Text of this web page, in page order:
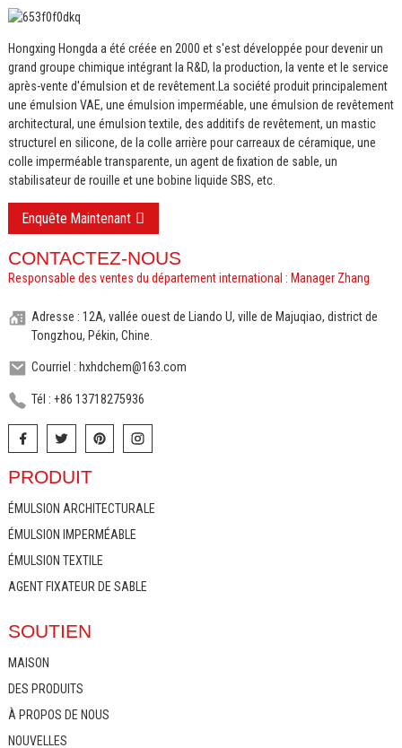
Hongxing Hongda a été créée en 2000 et s'est développée pour devenir un
grand groupe chimique intégrant la R&D, la production, la vente et le service
après-vente d'émulsion et de revêtement. La société produit principalement
une émulsion VAE, une émulsion imperméable, une émulsion de revêtement
architectural, une émulsion textile, des additifs de revêtement, un mastic
structurel en silicone, de la colle arrière pour carreaux de céramique, une
colle imperméable transparente, un agent de fixation de sable, un
stabilisateur de rouille et une bobine liquide SBS, etc.
Enquête Maintenant
CONTACTEZ-NOUS
Responsable des ventes du département international : Manager Zhang
Adresse : 12A, vallée ouest de Liando U, ville de Majuqiao, district de
Tongzhou, Pékin, Chine.
Courriel : hxhdchem@163.com
Tél : +86 13718275936
PRODUIT
ÉMULSION ARCHITECTURALE
ÉMULSION IMPERMÉABLE
ÉMULSION TEXTILE
AGENT FIXATEUR DE SABLE
SOUTIEN
MAISON
DES PRODUITS
À PROPOS DE NOUS
NOUVELLES